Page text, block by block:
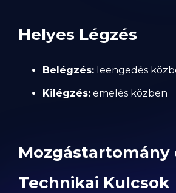
Helyes Légzés
Belégzés: leengedés
Kilégzés: emelés közben
Mozgástartomány
Technikai Kulcsok